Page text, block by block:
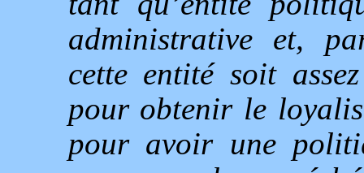
administrative et,
cette entité soit
pour obtenir le
pour avoir une